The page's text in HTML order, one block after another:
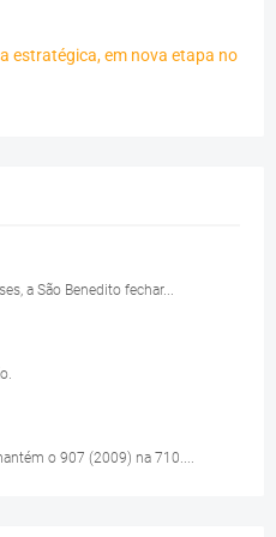
estratégica, em nova etapa no
a São Benedito fechar...
o 907 (2009) na 710....